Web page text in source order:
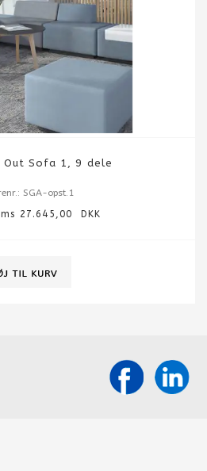
Out Sofa 1, 9 dele
SGA-opst.1
27.645,00 DKK